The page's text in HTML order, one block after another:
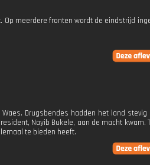
meerdere fronten wordt de eindstrijd
Drugsbendes hadden het land
Nayib Bukele, aan de macht kwam.
te bieden heeft.